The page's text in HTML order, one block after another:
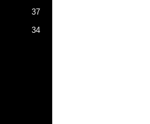
37
34